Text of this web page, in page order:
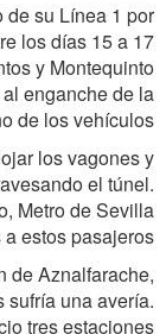
de su Línea 1 por
los días 15 a 17
y Montequinto
enganche de la
de los vehículos.
los vagones y
el túnel.
Metro de Sevilla
estos pasajeros.
de Aznalfarache,
sufría una avería.
tres estaciones.